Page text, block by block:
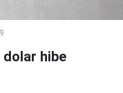
dolar hibe